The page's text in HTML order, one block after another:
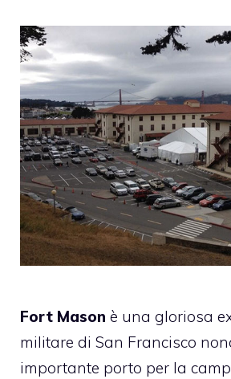
Fort Mason è una gloriosa
militare di San Francisco
importante porto per la